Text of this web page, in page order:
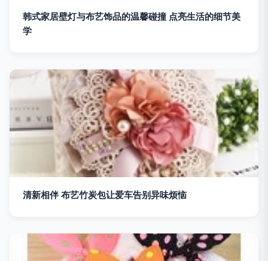
韩式家居壁灯与布艺饰品的温馨碰撞 点亮生活的细节美
学
清新相伴 布艺竹炭包让爱车告别异味烦恼